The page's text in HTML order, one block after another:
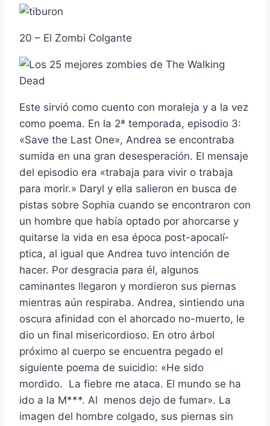
20 – El Zombi Colgante
Este sirvió como cuento con moraleja y a la vez
como poema. En la 2ª temporada, episodio 3:
«Save the Last One», Andrea se encontraba
sumida en una gran desesperación. El mensaje
del episodio era «trabaja para vivir o trabaja
para morir.» Daryl y ella salieron en busca de
pistas sobre Sophia cuando se encontraron con
un hombre que habí­a optado por ahorcarse y
quitarse la vida en esa época post-apocalí­
ptica, al igual que Andrea tuvo intención de
hacer. Por desgracia para él, algunos
caminantes llegaron y mordieron sus piernas
mientras aún respiraba. Andrea, sintiendo una
oscura afinidad con el ahorcado no-muerto, le
dio un final misericordioso. En otro árbol
próximo al cuerpo se encuentra pegado el
siguiente poema de suicidio: «He sido
mordido. La fiebre me ataca. El mundo se ha
ido a la M***. Al menos dejo de fumar». La
imagen del hombre colgado, sus piernas sin